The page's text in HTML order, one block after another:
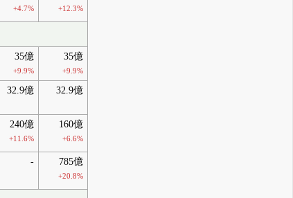
+4.7% +12.3%
35億
+9.9%
35億
+9.9%
32.9億 32.9億
240億
+11.6%
160億
+6.6%
- 785億
+20.8%